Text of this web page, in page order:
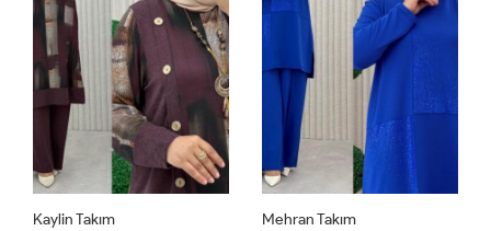
Kaylin Takım Mehran Takım